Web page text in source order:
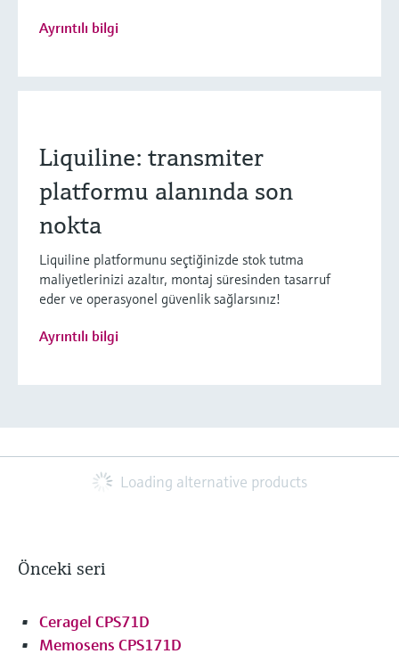
Ayrıntılı bilgi
Liquiline: transmiter
platformu alanında son
nokta
Liquiline platformunu seçtiğinizde stok tutma
maliyetlerinizi azaltır, montaj süresinden tasarruf
eder ve operasyonel güvenlik sağlarsınız!
Ayrıntılı bilgi
Loading alternative products
Önceki seri
Ceragel CPS71D
Memosens CPS171D